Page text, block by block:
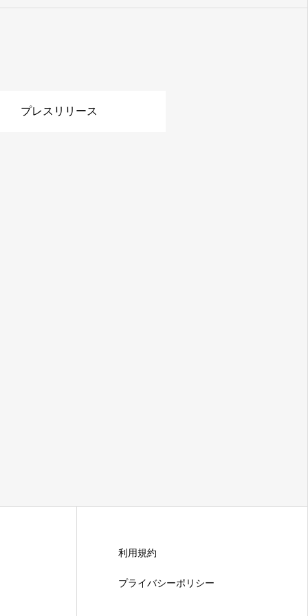
プレスリリース
利用規約
プライバシーポリシー